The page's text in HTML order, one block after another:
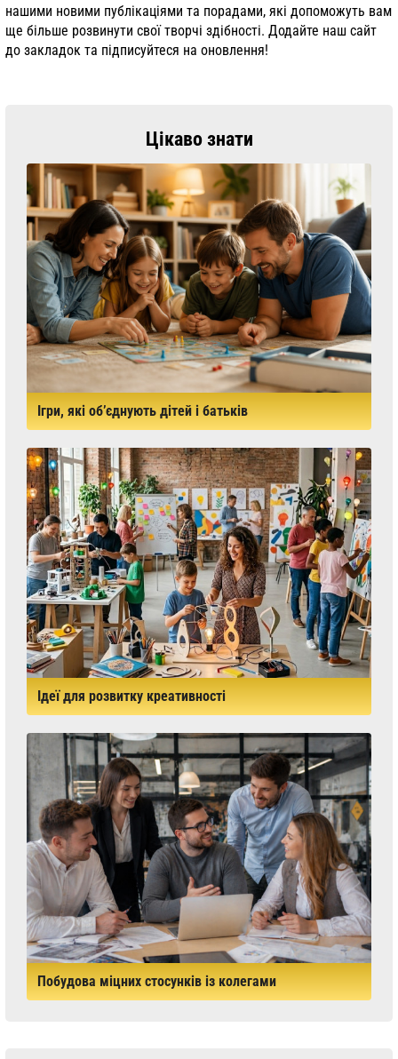
нашими новими публікаціями та порадами, які допоможуть вам
ще більше розвинути свої творчі здібності. Додайте наш сайт
до закладок та підписуйтеся на оновлення!
Цікаво знати
Ігри, які об’єднують дітей і батьків
Ідеї для розвитку креативності
Побудова міцних стосунків із колегами